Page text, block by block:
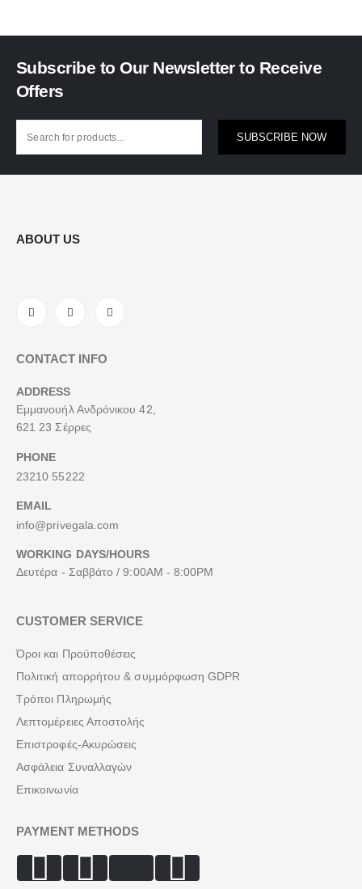
Subscribe to Our Newsletter to Receive
Offers
SUBSCRIBE NOW
ABOUT US
CONTACT INFO
ADDRESS
Εμμανουήλ Ανδρόνικου 42,
621 23 Σέρρες
PHONE
23210 55222
EMAIL
info@privegala.com
WORKING DAYS/HOURS
Δευτέρα - Σαββάτο / 9:00AM - 8:00PM
CUSTOMER SERVICE
Όροι και Προϋποθέσεις
Πολιτική απορρήτου & συμμόρφωση GDPR
Τρόποι Πληρωμής
Λεπτομέρειες Αποστολής
Επιστροφές-Ακυρώσεις
Ασφάλεια Συναλλαγών
Επικοινωνία
PAYMENT METHODS